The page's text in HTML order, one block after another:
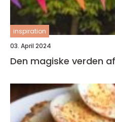
inspiration
03. April 2024
Den magiske verden